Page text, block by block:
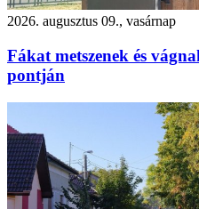
2026. augusztus 09., vasárnap
Fákat metszenek és
pontján